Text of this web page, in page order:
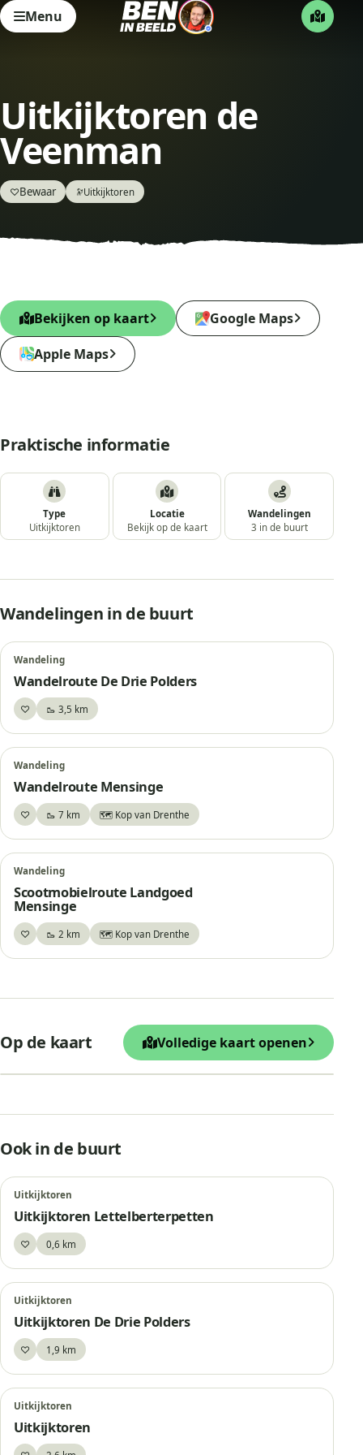
Menu
Uitkijktoren de
Veenman
♡Bewaar 🔭Uitkijktoren
Bekijken op kaart
Google Maps
Apple Maps
Praktische informatie
Type
Uitkijktoren
Locatie
Bekijk op de kaart
Wandelingen
3 in de buurt
Wandelingen in de buurt
Wandeling
Wandelroute De Drie Polders
♡Bewaar🥾 3,5 km
Wandeling
Wandelroute Mensinge
♡Bewaar🥾 7 km 🗺️ Kop van Drenthe
Wandeling
Scootmobielroute Landgoed
Mensinge
♡Bewaar🥾 2 km 🗺️ Kop van Drenthe
Op de kaart Volledige kaart openen
Uitkijktoren de Veenman
−
Ook in de buurt
Uitkijktoren
Uitkijktoren Lettelberterpetten
♡Bewaar0,6 km
Uitkijktoren
Uitkijktoren De Drie Polders
♡Bewaar1,9 km
Uitkijktoren
Uitkijktoren